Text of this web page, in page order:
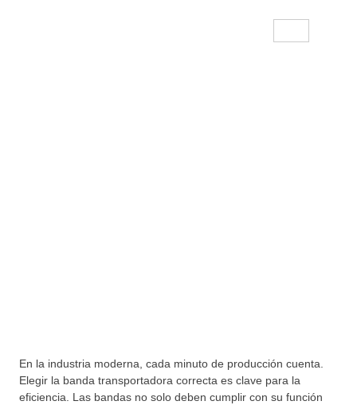
En la industria moderna, cada minuto de producción cuenta.
Elegir la banda transportadora correcta es clave para la
eficiencia. Las bandas no solo deben cumplir con su función